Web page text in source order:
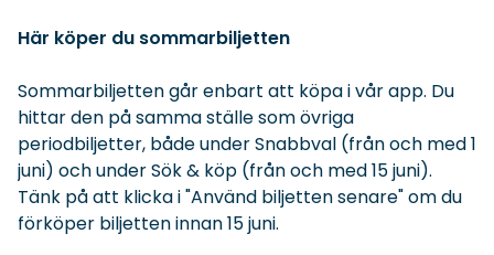
Här köper du sommarbiljetten
Sommarbiljetten går enbart att köpa i vår app. Du
hittar den på samma ställe som övriga
periodbiljetter, både under Snabbval (från och med 1
juni) och under Sök & köp (från och med 15 juni).
Tänk på att klicka i "Använd biljetten senare" om du
förköper biljetten innan 15 juni.